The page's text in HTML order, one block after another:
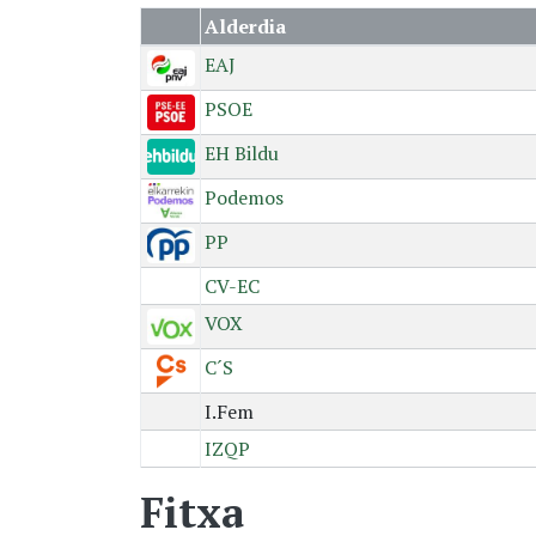
Alderdia
EAJ
PSOE
EH Bildu
Podemos
PP
CV-EC
VOX
C´S
I.Fem
IZQP
Fitxa